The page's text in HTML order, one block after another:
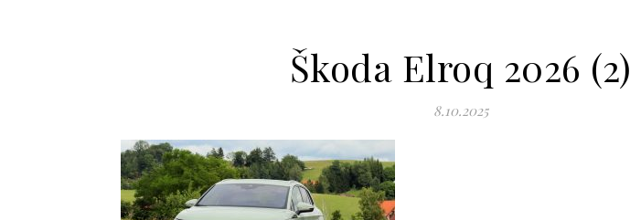
Škoda Elroq 2026 (2)
8.10.2025